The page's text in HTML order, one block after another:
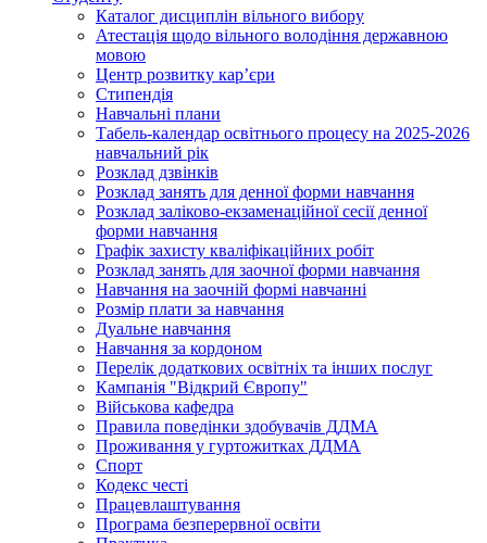
Каталог дисциплін вільного вибору
Атестація щодо вільного володіння державною
мовою
Центр розвитку кар’єри
Стипендія
Навчальні плани
Табель-календар освітнього процесу на 2025-2026
навчальний рік
Розклад дзвінків
Розклад занять для денної форми навчання
Розклад заліково-екзаменаційної сесії денної
форми навчання
Графік захисту кваліфікаційних робіт
Розклад занять для заочної форми навчання
Навчання на заочній формі навчанні
Розмір плати за навчання
Дуальне навчання
Навчання за кордоном
Перелік додаткових освітніх та інших послуг
Кампанія "Відкрий Європу"
Військова кафедра
Правила поведінки здобувачів ДДМА
Проживання у гуртожитках ДДМА
Спорт
Кодекс честі
Працевлаштування
Програма безперервної освіти